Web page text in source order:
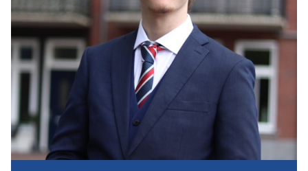
Kennis & Informatie
Vereniging
Contact